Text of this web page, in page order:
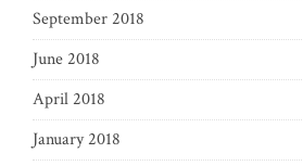
September 2018
June 2018
April 2018
January 2018